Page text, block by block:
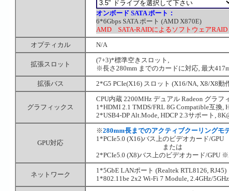
オンボード SATA ポート：
6*6Gbps SATA ポート (AMD X870E)
AMD SATA-RAIDによるソフトウェアRAID
オプティカル
N/A
拡張スロット
(7+3)*標準空きスロット,
※長さ280mm までのカードに対応, 最大
拡張バス
2*G5 PCIe(X16) スロット (X16/NA, X8/X8動
グラフィックス
CPU内蔵 2200MHz デュアル Radeon グラフ
1*HDMI 2.1 TMDS/FRL 8G Compatible互換,
2*USB4-DP Alt.Mode, HDCP 2.3サポート,
GPU対応
※280mm長までのアクティブクーリングモ
1*PCIe5.0 (X16)バス上のビデオカード/GPU
または
2*PCIe5.0 (X8)バス上のビデオカード/GPU
ネットワーク
1*5GbE LANポート (Realtek RTL8126, RJ45)
1*802.11be 2x2 Wi-Fi 7 Module, 2.4GHz/